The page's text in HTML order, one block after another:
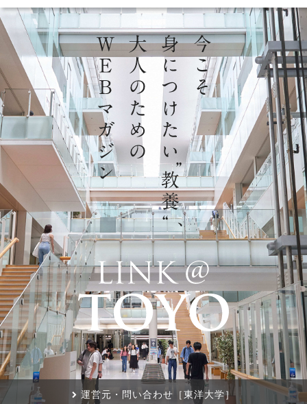
運営元・問い合わせ［東洋大学］